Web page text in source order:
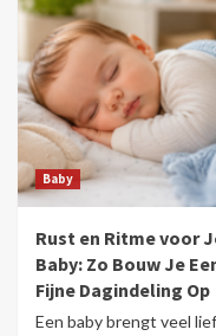
Baby
Rust en Ritme voor
Baby: Zo Bouw Je
Fijne Dagindeling Op
Een baby brengt veel